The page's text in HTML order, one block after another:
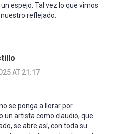
espejo. Tal vez lo que vimos
reflejado.
AT 21:17
se ponga a llorar por
un artista como claudio, que
se abre así, con toda su